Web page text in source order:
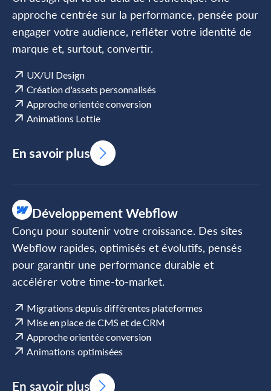
approche centrée sur la performance, pensée pour
engager votre audience, refléter votre identité de
marque et, surtout, convertir.
UX/UI Design
Création d'assets personnalisés
Approche orientée conversion
Animations Lottie
En savoir plus
Développement Webflow
Conçu pour soutenir votre croissance. Des sites
Webflow rapides, optimisés et évolutifs, pensés
pour garantir une performance durable et
accélérer votre time-to-market.
Migrations depuis différentes plateformes
Mise en place de CMS et de CRM
Approche orientée conversion
Animations optimisées
En savoir plus